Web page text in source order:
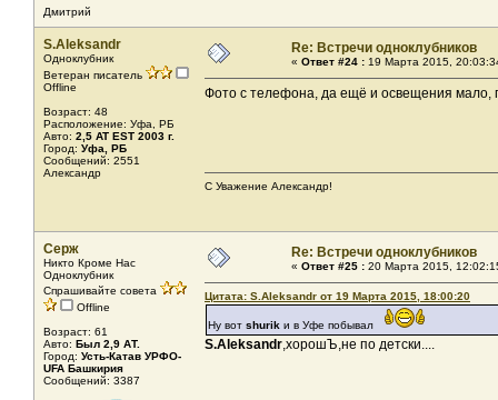
Дмитрий
S.Aleksandr
Одноклубник
Ветеран писатель
Offline
Возраст: 48
Расположение: Уфа, РБ
Авто: 2,5 AT EST 2003 г.
Город: Уфа, РБ
Сообщений: 2551
Александр
Re: Встречи одноклубников
« Ответ #24 : 19 Марта 2015,
Фото с телефона, да ещё и освещения мало,
С Уважение Александр!
Серж
Никто Кроме Нас
Одноклубник
Спрашивайте совета
Offline
Возраст: 61
Авто: Был 2,9 АТ.
Город: Усть-Катав УРФО-
UFA Башкирия
Сообщений: 3387
Re: Встречи одноклубников
« Ответ #25 : 20 Марта 2015,
Цитата: S.Aleksandr от 19 Марта 2015, 18:00:20
Ну вот shurik и в Уфе побывал
S.Aleksandr,хорошЪ,не по детски....